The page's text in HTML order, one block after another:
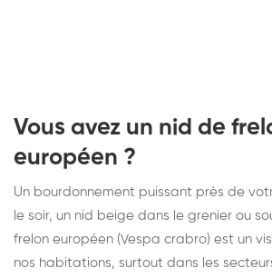
Vous avez un nid de
européen ?
Un bourdonnement puissant près de
le soir, un nid beige dans le grenier ou
frelon européen (Vespa crabro) est un
nos habitations, surtout dans les